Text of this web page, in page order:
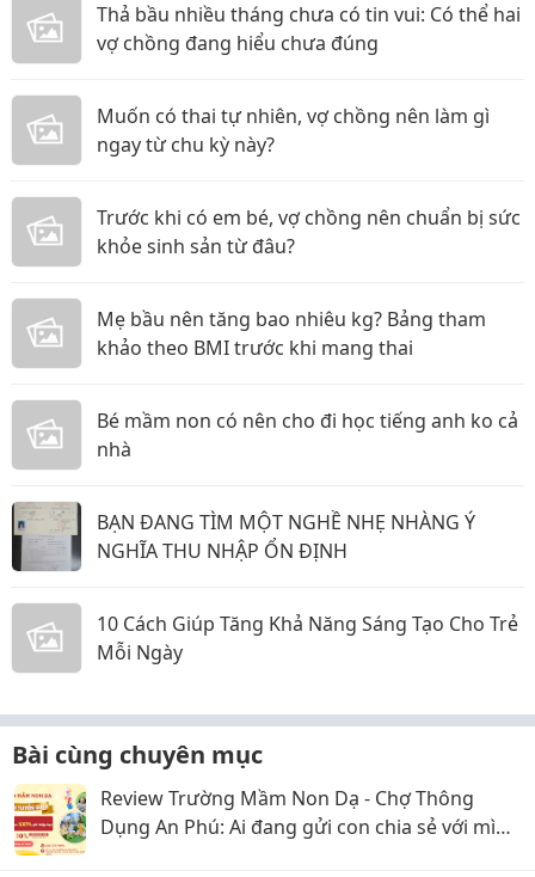
Thả bầu nhiều tháng chưa có tin vui: Có thể hai
vợ chồng đang hiểu chưa đúng
Muốn có thai tự nhiên, vợ chồng nên làm gì
ngay từ chu kỳ này?
Trước khi có em bé, vợ chồng nên chuẩn bị sức
khỏe sinh sản từ đâu?
Mẹ bầu nên tăng bao nhiêu kg? Bảng tham
khảo theo BMI trước khi mang thai
Bé mầm non có nên cho đi học tiếng anh ko cả
nhà
BẠN ĐANG TÌM MỘT NGHỀ NHẸ NHÀNG Ý
NGHĨA THU NHẬP ỔN ĐỊNH
10 Cách Giúp Tăng Khả Năng Sáng Tạo Cho Trẻ
Mỗi Ngày
Bài cùng chuyên mục
Review Trường Mầm Non Dạ - Chợ Thông
Dụng An Phú: Ai đang gửi con chia sẻ với mình